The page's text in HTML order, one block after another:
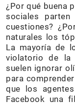
¿Por qué buena
sociales
cuestiones?
naturales los
La mayoría de
violatorio de la
suelen ignorar
para
que los
Facebook una